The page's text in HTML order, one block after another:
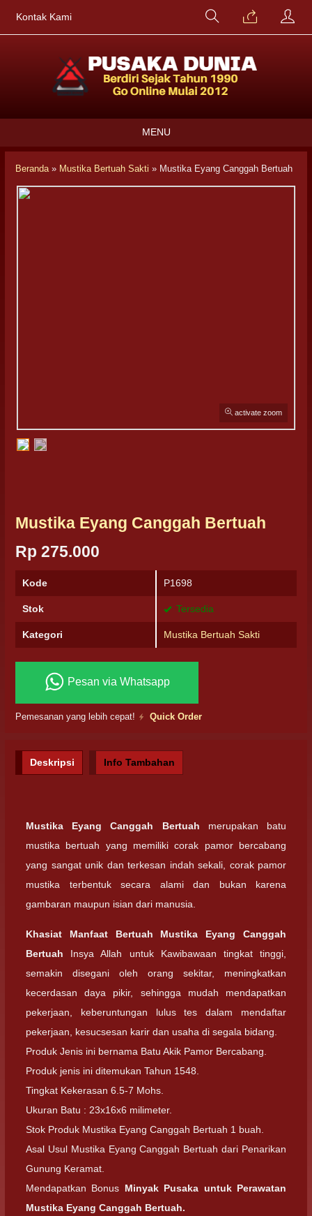
Kontak Kami
MENU
Beranda» Mustika Bertuah Sakti » Mustika Eyang Canggah Bertuah
activate zoom
Mustika Eyang Canggah Bertuah
Rp 275.000
Kode P1698
Stok Tersedia
Kategori Mustika Bertuah Sakti
Pesan via Whatsapp
Pemesanan yang lebih cepat! Quick Order
Deskripsi Info Tambahan
Mustika Eyang Canggah Bertuah merupakan batu
mustika bertuah yang memiliki corak pamor bercabang
yang sangat unik dan terkesan indah sekali, corak pamor
mustika terbentuk secara alami dan bukan karena
gambaran maupun isian dari manusia.
Khasiat Manfaat Bertuah Mustika Eyang Canggah
Bertuah Insya Allah untuk Kawibawaan tingkat tinggi,
semakin disegani oleh orang sekitar, meningkatkan
kecerdasan daya pikir, sehingga mudah mendapatkan
pekerjaan, keberuntungan lulus tes dalam mendaftar
pekerjaan, kesucsesan karir dan usaha di segala bidang.
Produk Jenis ini bernama Batu Akik Pamor Bercabang.
Produk jenis ini ditemukan Tahun 1548.
Tingkat Kekerasan 6.5-7 Mohs.
Ukuran Batu : 23x16x6 milimeter.
Stok Produk Mustika Eyang Canggah Bertuah 1 buah.
Asal Usul Mustika Eyang Canggah Bertuah dari Penarikan
Gunung Keramat.
Mendapatkan Bonus Minyak Pusaka untuk Perawatan
Mustika Eyang Canggah Bertuah.